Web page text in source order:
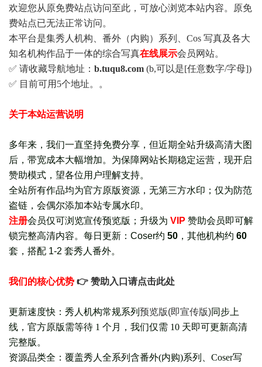
欢迎您从原免费站点访问至此，可放心浏览本站内容。原免
费站点已无法正常访问。
本平台是集秀人机构、番外（内购）系列、Cos 写真及各大
知名机构作品于一体的综合写真在线展示会员网站。
✅ 请收藏导航地址： b.tuqu8.com (b,可以是[任意数字/字母])
✅ 目前可用5个地址。。
关于本站运营说明
多年来，我们一直坚持免费分享，但近期全站升级高清大图
后，带宽成本大幅增加。为保障网站长期稳定运营，现开启
赞助模式，望各位用户理解支持。
全站所有作品均为官方原版资源，无第三方水印；仅为防范
盗链，会偶尔添加本站专属水印。
注册会员仅可浏览宣传预览版 ； 升级为 VIP 赞助会员即可解
锁完整高清内容。每日更新： Coser约 50 ，其他机构约 60
套， 搭配 1-2 套秀人番外。
我们的核心优势 👉 赞助入口请点击此处
更新速度快：秀人机构常规系列 预览版(即宣传版)同步上
线，官方原版需等待 1 个月，我们仅需 10 天即可更新高清
完整版。
资源品类全：覆盖秀人全系列含番外(内购)系列、Coser写